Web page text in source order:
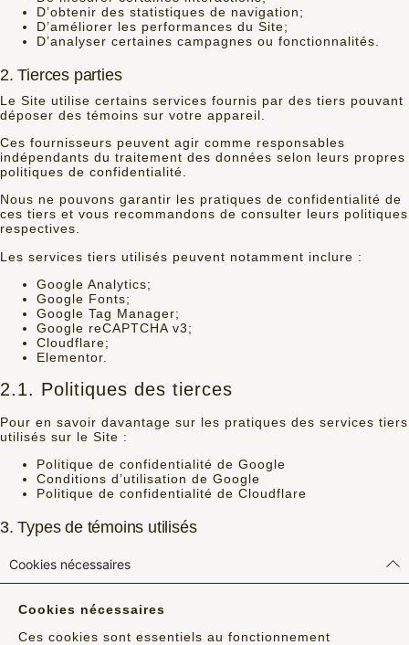
D’obtenir des statistiques de navigation;
D’améliorer les performances du Site;
D’analyser certaines campagnes ou fonctionnalités.
2. Tierces parties
Le Site utilise certains services fournis par des tiers pouvant
déposer des témoins sur votre appareil.
Ces fournisseurs peuvent agir comme responsables
indépendants du traitement des données selon leurs propres
politiques de confidentialité.
Nous ne pouvons garantir les pratiques de confidentialité de
ces tiers et vous recommandons de consulter leurs politiques
respectives.
Les services tiers utilisés peuvent notamment inclure :
Google Analytics;
Google Fonts;
Google Tag Manager;
Google reCAPTCHA v3;
Cloudflare;
Elementor.
2.1. Politiques des tierces
Pour en savoir davantage sur les pratiques des services tiers
utilisés sur le Site :
Politique de confidentialité de Google
Conditions d’utilisation de Google
Politique de confidentialité de Cloudflare
3. Types de témoins utilisés
Cookies nécessaires
Cookies nécessaires
Ces cookies sont essentiels au fonctionnement